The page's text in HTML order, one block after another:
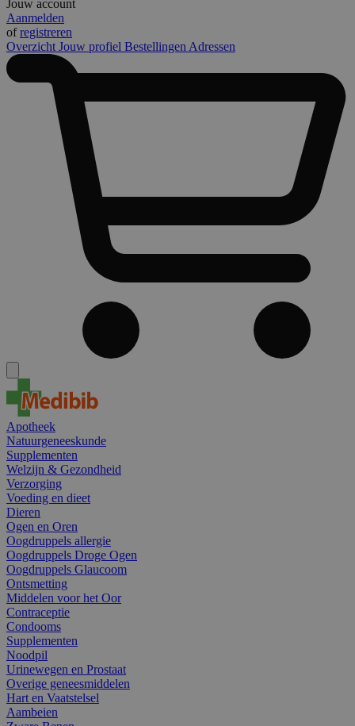
Jouw account
Aanmelden
ofregistreren
Overzicht Jouw profiel Bestellingen Adressen
Apotheek
Natuurgeneeskunde
Supplementen
Welzijn & Gezondheid
Verzorging
Voeding en dieet
Dieren
Ogen en Oren
Oogdruppels allergie
Oogdruppels Droge Ogen
Oogdruppels Glaucoom
Ontsmetting
Middelen voor het Oor
Contraceptie
Condooms
Supplementen
Noodpil
Urinewegen en Prostaat
Overige geneesmiddelen
Hart en Vaatstelsel
Aambeien